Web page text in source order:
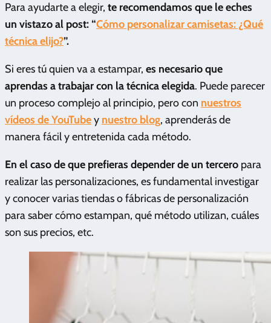
Para ayudarte a elegir, te recomendamos que le eches
un vistazo al post: “Cómo personalizar camisetas: ¿Qué
técnica elijo?”.
Si eres tú quien va a estampar, es necesario que
aprendas a trabajar con la técnica elegida. Puede parecer
un proceso complejo al principio, pero con nuestros
vídeos de YouTubey nuestro blog, aprenderás de
manera fácil y entretenida cada método.
En el caso de que prefieras depender de un tercero para
realizar las personalizaciones, es fundamental investigar
y conocer varias tiendas o fábricas de personalización
para saber cómo estampan, qué método utilizan, cuáles
son sus precios, etc.